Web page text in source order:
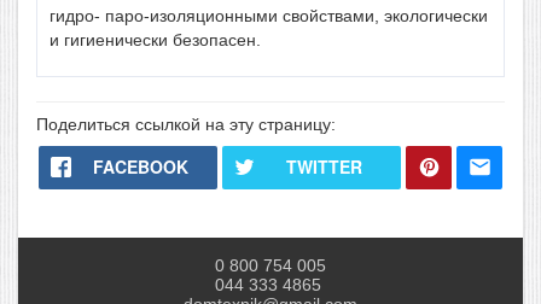
гидро- паро-изоляционными свойствами, экологически
и гигиенически безопасен.
Поделиться ссылкой на эту страницу:
FACEBOOK TWITTER
0 800 754 005
044 333 4865